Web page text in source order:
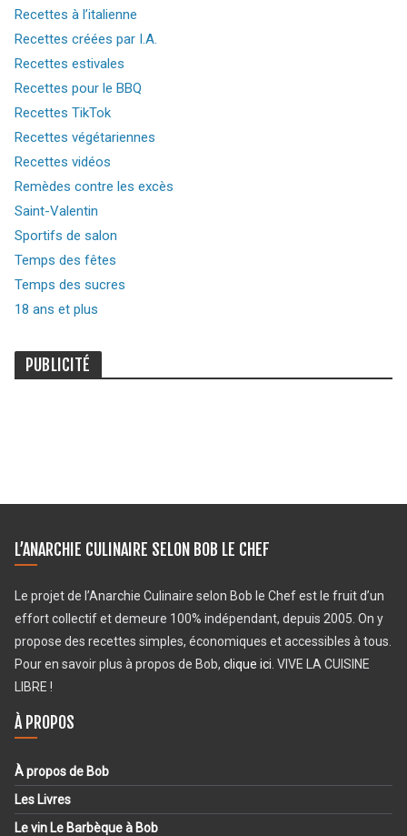
Recettes à l’italienne
Recettes créées par I.A.
Recettes estivales
Recettes pour le BBQ
Recettes TikTok
Recettes végétariennes
Recettes vidéos
Remèdes contre les excès
Saint-Valentin
Sportifs de salon
Temps des fêtes
Temps des sucres
18 ans et plus
PUBLICITÉ
L’ANARCHIE CULINAIRE SELON BOB LE CHEF
Le projet de l’Anarchie Culinaire selon Bob le Chef est le fruit d’un
effort collectif et demeure 100% indépendant, depuis 2005. On y
propose des recettes simples, économiques et accessibles à tous.
Pour en savoir plus à propos de Bob, clique ici. VIVE LA CUISINE
LIBRE !
À PROPOS
À propos de Bob
Les Livres
Le vin Le Barbèque à Bob